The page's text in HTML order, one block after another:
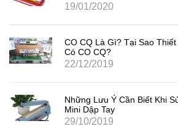
19/01/2020
CO CQ Là Gì? Tại Sao
Có CO CQ?
22/12/2019
Những Lưu Ý Cần Biết Khi
Mini Dập Tay
29/10/2019